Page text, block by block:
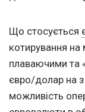
Що стосується
котирування на
плаваючими та
євро/долар на
можливість